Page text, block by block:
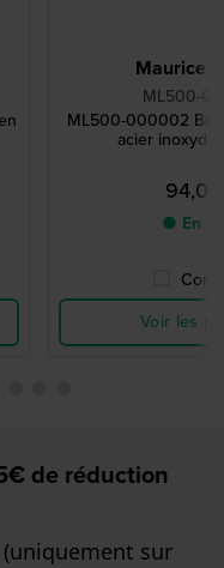
Maurice
ML500-
ML500-000002
acier
● En
Voir les
de réduction
sur